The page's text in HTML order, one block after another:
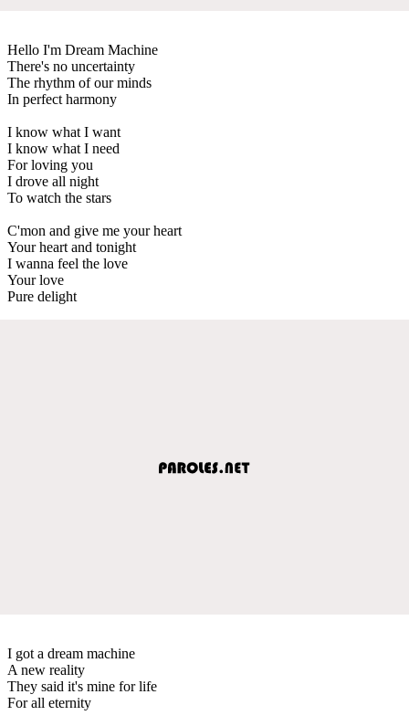
Hello I'm Dream Machine
There's no uncertainty
The rhythm of our minds
In perfect harmony
I know what I want
I know what I need
For loving you
I drove all night
To watch the stars
C'mon and give me your heart
Your heart and tonight
I wanna feel the love
Your love
Pure delight
I got a dream machine
A new reality
They said it's mine for life
For all eternity